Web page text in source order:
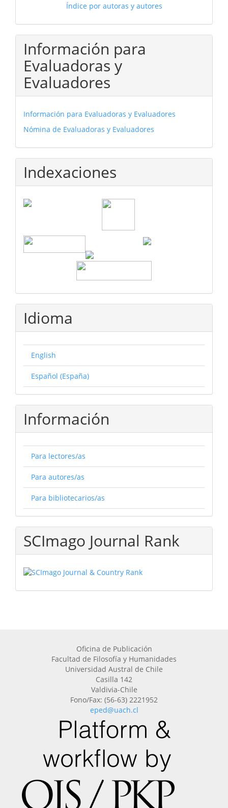
Índice por autoras y autores
Información para
Evaluadoras y
Evaluadores
Información para Evaluadoras y Evaluadores
Nómina de Evaluadoras y Evaluadores
Indexaciones
Idioma
English
Español (España)
Información
Para lectores/as
Para autores/as
Para bibliotecarios/as
SCImago Journal Rank
Oficina de Publicación
Facultad de Filosofía y Humanidades
Universidad Austral de Chile
Casilla 142
Valdivia-Chile
Fono/Fax: (56-63) 2221952
eped@uach.cl